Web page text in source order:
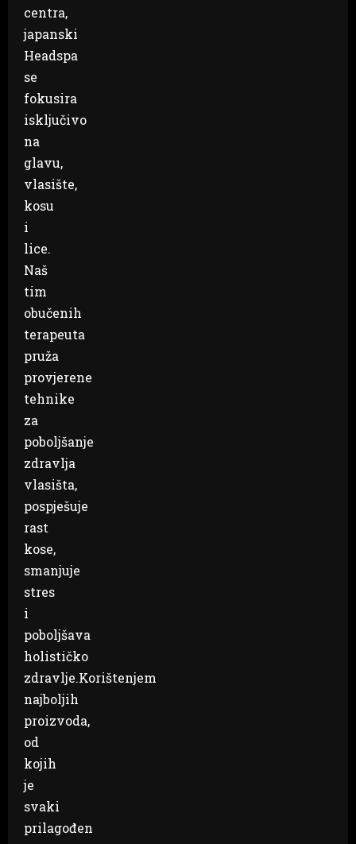
centra,
japanski
Headspa
se
fokusira
isključivo
na
glavu,
vlasište,
kosu
i
lice.
Naš
tim
obučenih
terapeuta
pruža
provjerene
tehnike
za
poboljšanje
zdravlja
vlasišta,
pospješuje
rast
kose,
smanjuje
stres
i
poboljšava
holističko
zdravlje.Korištenjem
najboljih
proizvoda,
od
kojih
je
svaki
prilagođen